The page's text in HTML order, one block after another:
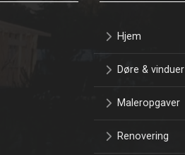
Hjem
Døre & vinduer
Maleropgaver
Renovering